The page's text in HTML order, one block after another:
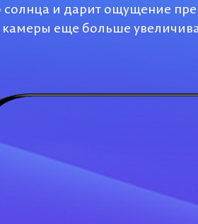
и дарит ощущение
камеры еще больше